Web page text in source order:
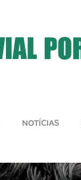
NOTÍCIAS